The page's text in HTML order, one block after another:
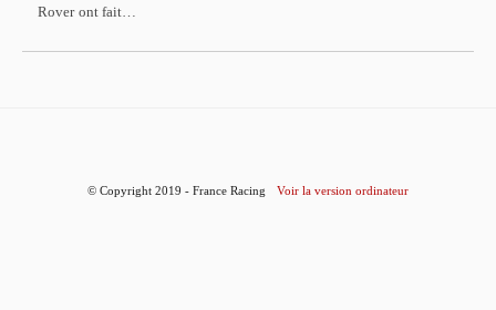
Rover ont fait…
© Copyright 2019 - France Racing Voir la version ordinateur